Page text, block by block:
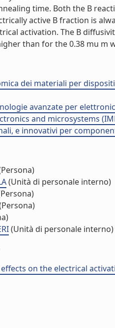
time. Both the B
active B fraction is
activation. The B
than for the 0.38 mu m
dei materiali per
avanzate per
and microsystems
e innovativi per
(Unità di personale interno)
(Unità di personale interno)
effects on the electrical